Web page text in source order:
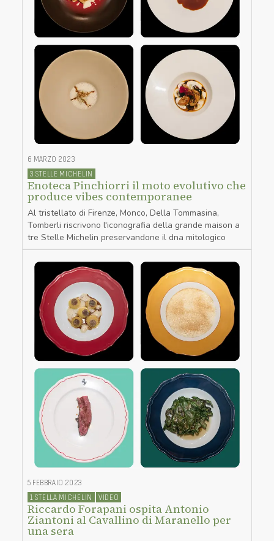
6 MARZO 2023
3 STELLE MICHELIN
Enoteca Pinchiorri il moto evolutivo che
produce vibes contemporanee
Al tristellato di Firenze, Monco, Della Tommasina,
Tomberli riscrivono l'iconografia della grande maison a
tre Stelle Michelin preservandone il dna mitologico
5 FEBBRAIO 2023
1 STELLA MICHELIN
VIDEO
Riccardo Forapani ospita Antonio
Ziantoni al Cavallino di Maranello per
una sera